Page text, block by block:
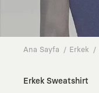
Ana Sayfa Erkek
Erkek Sweatshirt